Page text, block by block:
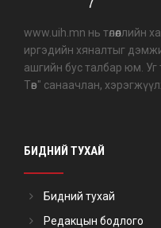
www.uih.mn нь төлөөллийн
иргэдийн хяналтыг
ашгийн бус талбар юм. Уг
Төв" санаачлан,
БИДНИЙ ТУХАЙ
Бидний тухай
Редакцын бодлого